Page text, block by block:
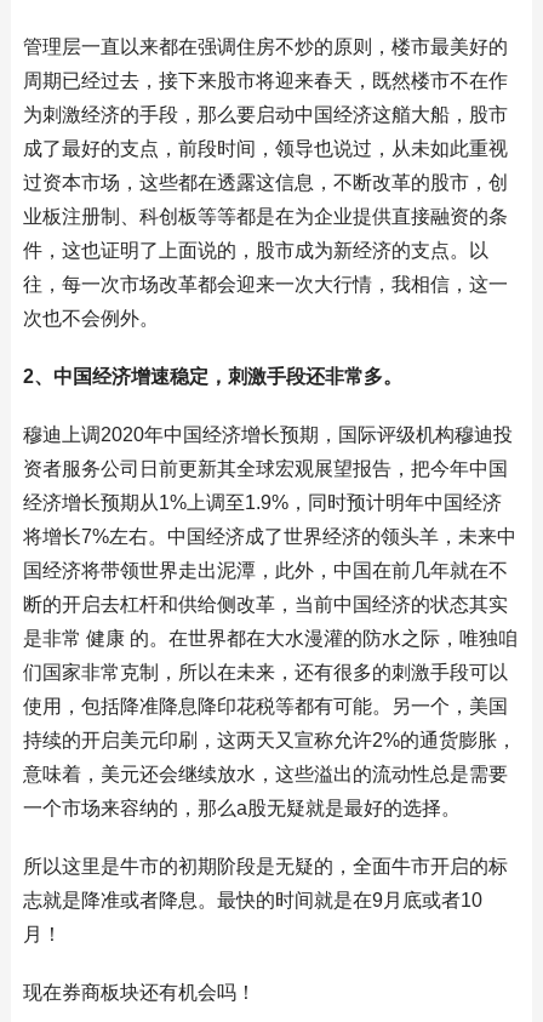
管理层一直以来都在强调住房不炒的原则，楼市最美好的
周期已经过去，接下来股市将迎来春天，既然楼市不在作
为刺激经济的手段，那么要启动中国经济这艏大船，股市
成了最好的支点，前段时间，领导也说过，从未如此重视
过资本市场，这些都在透露这信息，不断改革的股市，创
业板注册制、科创板等等都是在为企业提供直接融资的条
件，这也证明了上面说的，股市成为新经济的支点。以
往，每一次市场改革都会迎来一次大行情，我相信，这一
次也不会例外。
2、中国经济增速稳定，刺激手段还非常多。
穆迪上调2020年中国经济增长预期，国际评级机构穆迪投
资者服务公司日前更新其全球宏观展望报告，把今年中国
经济增长预期从1%上调至1.9%，同时预计明年中国经济
将增长7%左右。中国经济成了世界经济的领头羊，未来中
国经济将带领世界走出泥潭，此外，中国在前几年就在不
断的开启去杠杆和供给侧改革，当前中国经济的状态其实
是非常 健康 的。在世界都在大水漫灌的防水之际，唯独咱
们国家非常克制，所以在未来，还有很多的刺激手段可以
使用，包括降准降息降印花税等都有可能。另一个，美国
持续的开启美元印刷，这两天又宣称允许2%的通货膨胀，
意味着，美元还会继续放水，这些溢出的流动性总是需要
一个市场来容纳的，那么a股无疑就是最好的选择。
所以这里是牛市的初期阶段是无疑的，全面牛市开启的标
志就是降准或者降息。最快的时间就是在9月底或者10
月！
现在券商板块还有机会吗！